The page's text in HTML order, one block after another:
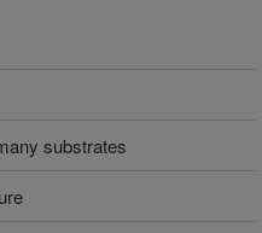
substrates